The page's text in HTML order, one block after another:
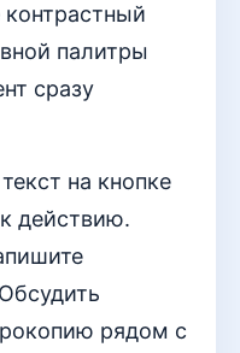
контрастный
палитры
сразу
на кнопке
действию.
рядом с